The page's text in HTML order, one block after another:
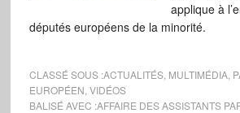
applique à
députés européens de la minorité.
CLASSÉ SOUS :ACTUALITÉS, MULTIMÉDIA,
EUROPÉEN VIDÉOS
BALISÉ AVEC :AFFAIRE DES ASSISTANTS